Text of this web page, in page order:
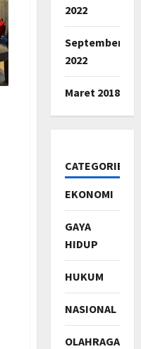
2022
September
2022
Maret 2018
CATEGORIES
EKONOMI
GAYA
HIDUP
HUKUM
NASIONAL
OLAHRAGA